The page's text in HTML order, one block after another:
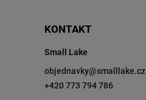
KONTAKT
Small Lake
objednavky@smalllake.cz
+420 773 794 786